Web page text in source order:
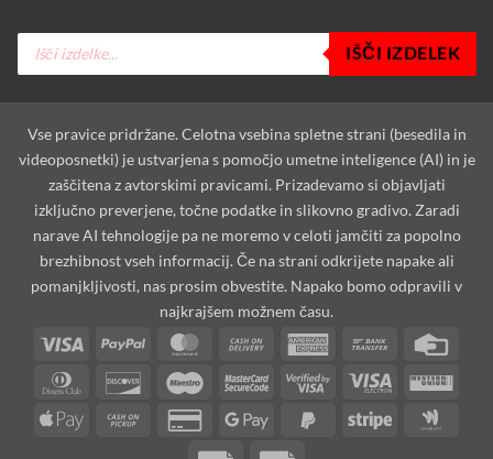
Products
search
IŠČI IZDELEK
Vse pravice pridržane. Celotna vsebina spletne strani (besedila in
videoposnetki) je ustvarjena s pomočjo umetne inteligence (AI) in je
zaščitena z avtorskimi pravicami. Prizadevamo si objavljati
izključno preverjene, točne podatke in slikovno gradivo. Zaradi
narave AI tehnologije pa ne moremo v celoti jamčiti za popolno
brezhibnost vseh informacij. Če na strani odkrijete napake ali
pomanjkljivosti, nas prosim obvestite. Napako bomo odpravili v
najkrajšem možnem času.
Visa
PayPal MasterCardCash
Delivery
American
Bank
Dinners
Discover Maestro
MasterCardVisa
Visa
Electron
Apple
Cash
Credit
Google
PayPal
Stripe